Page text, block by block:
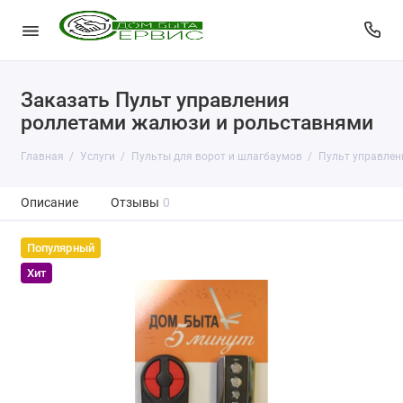
Заказать Пульт управления
роллетами жалюзи и рольставнями
Главная Услуги Пульты для ворот и шлагбаумов Пульт
Описание Отзывы 0
Популярный
Хит